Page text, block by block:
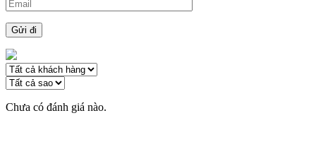
Chưa có đánh giá nào.